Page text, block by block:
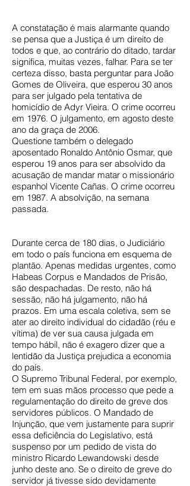
A constatação é mais alarmante quando
se pensa que a Justiça é um direito de
todos e que, ao contrário do ditado, tardar
significa, muitas vezes, falhar. Para se ter
certeza disso, basta perguntar para João
Gomes de Oliveira, que esperou 30 anos
para ser julgado pela tentativa de
homicídio de Adyr Vieira. O crime ocorreu
em 1976. O julgamento, em agosto deste
ano da graça de 2006.
Questione também o delegado
aposentado Ronaldo Antônio Osmar, que
esperou 19 anos para ser absolvido da
acusação de mandar matar o missionário
espanhol Vicente Cañas. O crime ocorreu
em 1987. A absolvição, na semana
passada.
Durante cerca de 180 dias, o Judiciário
em todo o país funciona em esquema de
plantão. Apenas medidas urgentes, como
Habeas Corpus e Mandados de Prisão,
são despachadas. De resto, não há
sessão, não há julgamento, não há
prazos. Em uma escala coletiva, sem se
ater ao direito individual do cidadão (réu e
vítima) de ver sua causa julgada em
tempo hábil, não é exagero dizer que a
lentidão da Justiça prejudica a economia
do país.
O Supremo Tribunal Federal, por exemplo,
tem em suas mãos processo que pede a
regulamentação do direito de greve dos
servidores públicos. O Mandado de
Injunção, que vem justamente para suprir
essa deficiência do Legislativo, está
suspenso por um pedido de vista do
ministro Ricardo Lewandowski desde
junho deste ano. Se o direito de greve do
servidor já tivesse sido devidamente